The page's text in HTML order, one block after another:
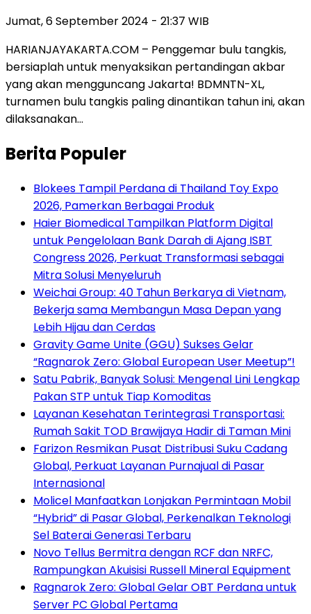
Jumat, 6 September 2024 - 21:37 WIB
HARIANJAYAKARTA.COM – Penggemar bulu tangkis,
bersiaplah untuk menyaksikan pertandingan akbar
yang akan mengguncang Jakarta! BDMNTN-XL,
turnamen bulu tangkis paling dinantikan tahun ini, akan
dilaksanakan…
Berita Populer
Blokees Tampil Perdana di Thailand Toy Expo
2026, Pamerkan Berbagai Produk
Haier Biomedical Tampilkan Platform Digital
untuk Pengelolaan Bank Darah di Ajang ISBT
Congress 2026, Perkuat Transformasi sebagai
Mitra Solusi Menyeluruh
Weichai Group: 40 Tahun Berkarya di Vietnam,
Bekerja sama Membangun Masa Depan yang
Lebih Hijau dan Cerdas
Gravity Game Unite (GGU) Sukses Gelar
“Ragnarok Zero: Global European User Meetup”!
Satu Pabrik, Banyak Solusi: Mengenal Lini Lengkap
Pakan STP untuk Tiap Komoditas
Layanan Kesehatan Terintegrasi Transportasi:
Rumah Sakit TOD Brawijaya Hadir di Taman Mini
Farizon Resmikan Pusat Distribusi Suku Cadang
Global, Perkuat Layanan Purnajual di Pasar
Internasional
Molicel Manfaatkan Lonjakan Permintaan Mobil
“Hybrid” di Pasar Global, Perkenalkan Teknologi
Sel Baterai Generasi Terbaru
Novo Tellus Bermitra dengan RCF dan NRFC,
Rampungkan Akuisisi Russell Mineral Equipment
Ragnarok Zero: Global Gelar OBT Perdana untuk
Server PC Global Pertama